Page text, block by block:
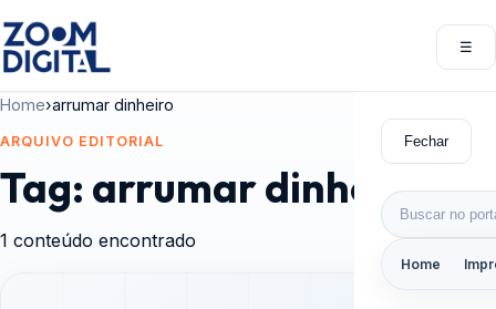
☰
Fechar
Buscar por:
Home
Home›arrumar dinheiro
ARQUIVO EDITORIAL
Tag: arrumar dinheiro
1 conteúdo encontrado